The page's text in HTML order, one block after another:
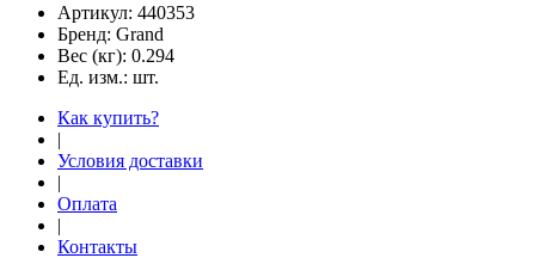
Артикул: 440353
Бренд: Grand
Вес (кг): 0.294
Ед. изм.: шт.
Как купить?
|
Условия доставки
|
Оплата
|
Контакты